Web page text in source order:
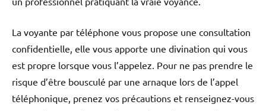
La voyante par téléphone vous propose une consultation
confidentielle, elle vous apporte une divination qui vous
est propre lorsque vous l’appelez. Pour ne pas prendre le
risque d’être bousculé par une arnaque lors de l’appel
téléphonique, prenez vos précautions et renseignez-vous